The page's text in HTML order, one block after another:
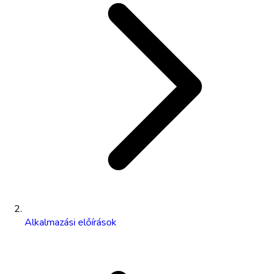
Alkalmazási előírások